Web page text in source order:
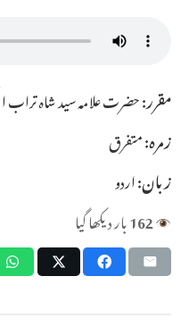
مقرر:حضرت علامہ سید شاہ تراب
زمرہ:متفرق
زبان:اردو
162بار دیکھا گیا